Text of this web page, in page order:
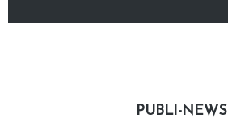
PUBLI-NEWS